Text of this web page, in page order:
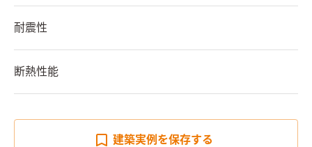
耐震性
断熱性能
建築実例を保存する